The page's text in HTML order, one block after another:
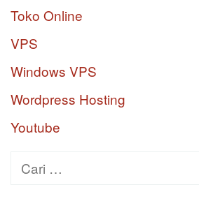
Toko Online
VPS
Windows VPS
Wordpress Hosting
Youtube
Cari